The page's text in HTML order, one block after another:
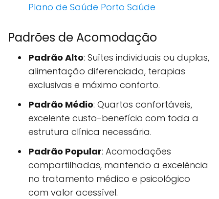
Plano de Saúde Porto Saúde
Padrões de Acomodação
Padrão Alto: Suítes individuais ou duplas,
alimentação diferenciada, terapias
exclusivas e máximo conforto.
Padrão Médio: Quartos confortáveis,
excelente custo-benefício com toda a
estrutura clínica necessária.
Padrão Popular: Acomodações
compartilhadas, mantendo a excelência
no tratamento médico e psicológico
com valor acessível.